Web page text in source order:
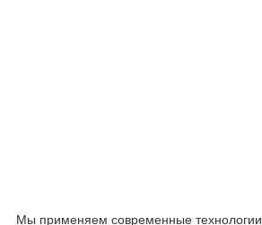
Мы применяем современные технологии